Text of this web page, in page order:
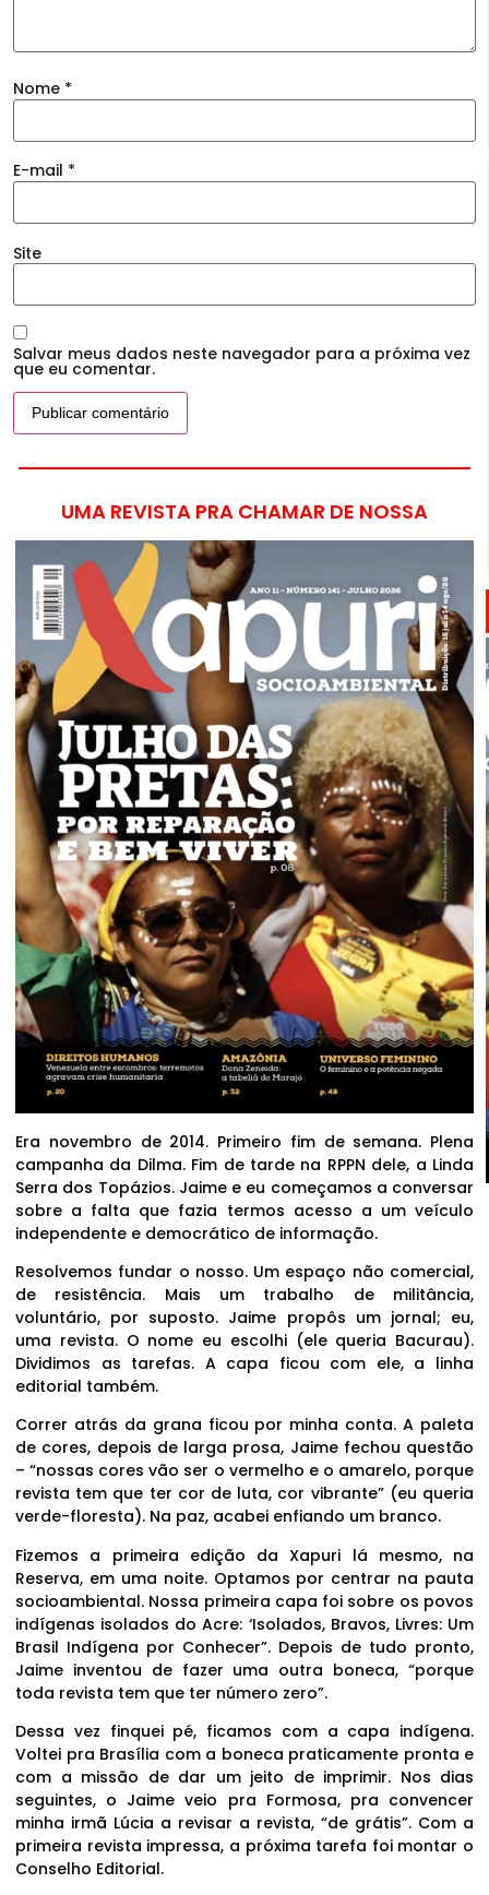
Nome *
E-mail *
Site
Salvar meus dados neste navegador para a próxima vez
que eu comentar.
UMA REVISTA PRA CHAMAR DE NOSSA
Era novembro de 2014. Primeiro fim de semana. Plena
campanha da Dilma. Fim de tarde na RPPN dele, a Linda
Serra dos Topázios. Jaime e eu começamos a conversar
sobre a falta que fazia termos acesso a um veículo
independente e democrático de informação.
Resolvemos fundar o nosso. Um espaço não comercial,
de resistência. Mais um trabalho de militância,
voluntário, por suposto. Jaime propôs um jornal; eu,
uma revista. O nome eu escolhi (ele queria Bacurau).
Dividimos as tarefas. A capa ficou com ele, a linha
editorial também.
Correr atrás da grana ficou por minha conta. A paleta
de cores, depois de larga prosa, Jaime fechou questão
– “nossas cores vão ser o vermelho e o amarelo, porque
revista tem que ter cor de luta, cor vibrante” (eu queria
verde-floresta). Na paz, acabei enfiando um branco.
Fizemos a primeira edição da Xapuri lá mesmo, na
Reserva, em uma noite. Optamos por centrar na pauta
socioambiental. Nossa primeira capa foi sobre os povos
indígenas isolados do Acre: ‘Isolados, Bravos, Livres: Um
Brasil Indígena por Conhecer”. Depois de tudo pronto,
Jaime inventou de fazer uma outra boneca, “porque
toda revista tem que ter número zero”.
Dessa vez finquei pé, ficamos com a capa indígena.
Voltei pra Brasília com a boneca praticamente pronta e
com a missão de dar um jeito de imprimir. Nos dias
seguintes, o Jaime veio pra Formosa, pra convencer
minha irmã Lúcia a revisar a revista, “de grátis”. Com a
primeira revista impressa, a próxima tarefa foi montar o
Conselho Editorial.